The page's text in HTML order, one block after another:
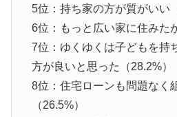
5位：持ち家の方が質がいい
6位：もっと広い家に住みた
7位：ゆくゆくは子どもを持
方が良いと思った（28.2%）
8位：住宅ローンも問題なく
（26.5%）